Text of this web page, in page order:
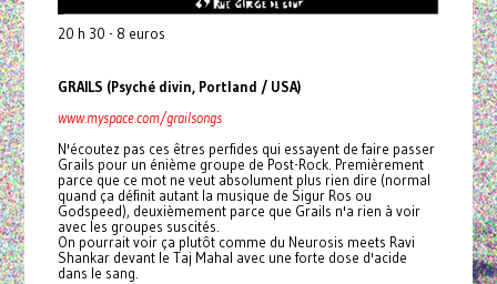
20 h 30 - 8 euros
GRAILS (Psyché divin, Portland / USA)
www.myspace.com/grailsongs
N'écoutez pas ces êtres perfides qui essayent de faire passer
Grails pour un énième groupe de Post-Rock. Premièrement
parce que ce mot ne veut absolument plus rien dire (normal
quand ça définit autant la musique de Sigur Ros ou
Godspeed), deuxièmement parce que Grails n'a rien à voir
avec les groupes suscités.
On pourrait voir ça plutôt comme du Neurosis meets Ravi
Shankar devant le Taj Mahal avec une forte dose d'acide
dans le sang.